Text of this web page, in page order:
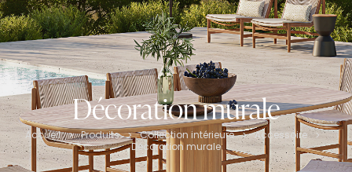
Décoration murale
Accueil > Produits > Collection intérieure > Accessoire
>
Décoration murale